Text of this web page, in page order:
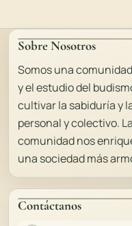
Sobre Nosotros
Somos una
y el estudio del
cultivar la sabiduría y
personal y colectivo.
comunidad nos
una sociedad más
Contáctanos